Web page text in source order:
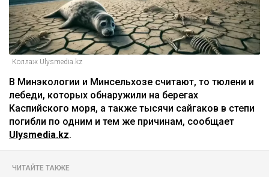
Коллаж Ulysmedia.kz
В Минэкологии и Минсельхозе считают, то тюлени и
лебеди, которых обнаружили на берегах
Каспийского моря, а также тысячи сайгаков в степи
погибли по одним и тем же причинам, сообщает
Ulysmedia.kz.
ЧИТАЙТЕ ТАКЖЕ